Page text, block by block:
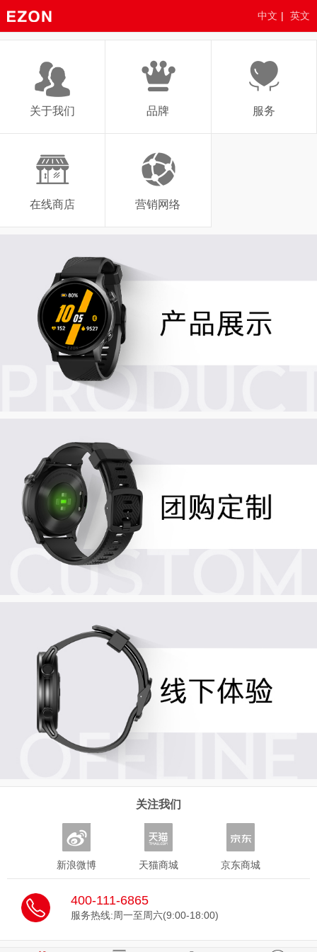
中文 | 英文
关于我们 品牌 服务
在线商店 营销网络
关注我们
新浪微博 天猫商城 京东商城
400-111-6865
服务热线:周一至周六(9:00-18:00)